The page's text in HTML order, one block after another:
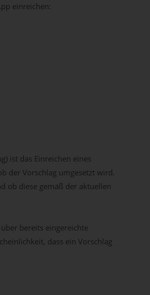
einreichen:
ist das Einreichen eines
der Vorschlag umgesetzt wird.
ob diese gemäß der aktuellen
bereits eingereichte
dass ein Vorschlag